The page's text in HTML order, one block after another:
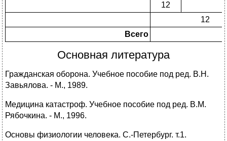
12
12
Всего
Основная литература
Гражданская оборона. Учебное пособие под ред. В.Н.
Завь­ялова. - М., 1989.
Медицина катастроф. Учебное пособие под ред. В.М.
Рябоч­кина. - М., 1996.
Основы физиологии человека. С.-Петербург. т.1.